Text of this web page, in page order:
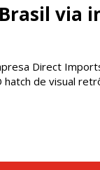
via
Direct
de visual